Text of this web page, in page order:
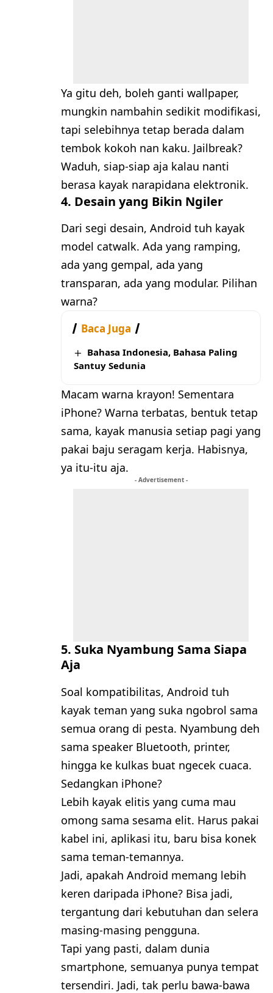
Ya gitu deh, boleh ganti wallpaper,
mungkin nambahin sedikit modifikasi,
tapi selebihnya tetap berada dalam
tembok kokoh nan kaku. Jailbreak?
Waduh, siap-siap aja kalau nanti
berasa kayak narapidana elektronik.
4. Desain yang Bikin Ngiler
Dari segi desain, Android tuh kayak
model catwalk. Ada yang ramping,
ada yang gempal, ada yang
transparan, ada yang modular. Pilihan
warna?
Baca Juga
Bahasa Indonesia, Bahasa Paling
Santuy Sedunia
Macam warna krayon! Sementara
iPhone? Warna terbatas, bentuk tetap
sama, kayak manusia setiap pagi yang
pakai baju seragam kerja. Habisnya,
ya itu-itu aja.
- Advertisement -
5. Suka Nyambung Sama Siapa
Aja
Soal kompatibilitas, Android tuh
kayak teman yang suka ngobrol sama
semua orang di pesta. Nyambung deh
sama speaker Bluetooth, printer,
hingga ke kulkas buat ngecek cuaca.
Sedangkan iPhone?
Lebih kayak elitis yang cuma mau
omong sama sesama elit. Harus pakai
kabel ini, aplikasi itu, baru bisa konek
sama teman-temannya.
Jadi, apakah Android memang lebih
keren daripada iPhone? Bisa jadi,
tergantung dari kebutuhan dan selera
masing-masing pengguna.
Tapi yang pasti, dalam dunia
smartphone, semuanya punya tempat
tersendiri. Jadi, tak perlu bawa-bawa